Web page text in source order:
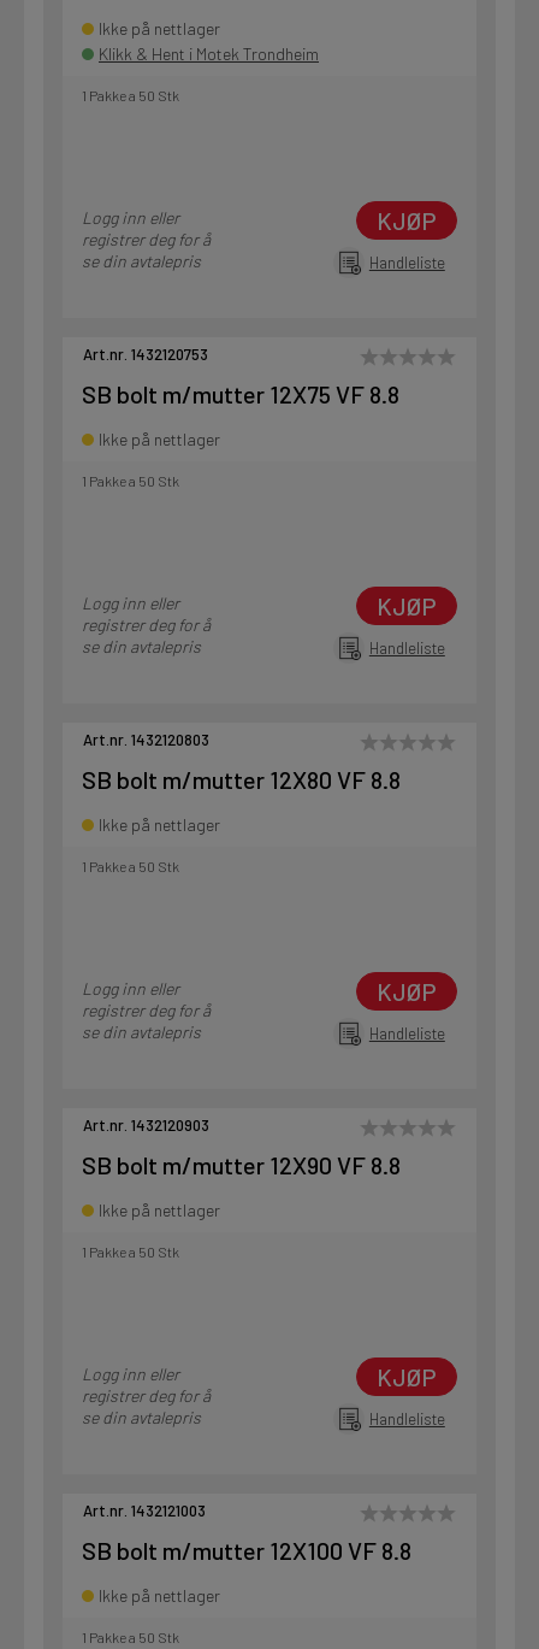
Ikke på nettlager
Klikk & Hent i Motek Trondheim
1 Pakke a 50 Stk
Logg inn eller
registrer deg for å
se din avtalepris
KJØP
Handleliste
Art.nr. 1432120753
SB bolt m/mutter 12X75 VF 8.8
Ikke på nettlager
1 Pakke a 50 Stk
Logg inn eller
registrer deg for å
se din avtalepris
KJØP
Handleliste
Art.nr. 1432120803
SB bolt m/mutter 12X80 VF 8.8
Ikke på nettlager
1 Pakke a 50 Stk
Logg inn eller
registrer deg for å
se din avtalepris
KJØP
Handleliste
Art.nr. 1432120903
SB bolt m/mutter 12X90 VF 8.8
Ikke på nettlager
1 Pakke a 50 Stk
Logg inn eller
registrer deg for å
se din avtalepris
KJØP
Handleliste
Art.nr. 1432121003
SB bolt m/mutter 12X100 VF 8.8
Ikke på nettlager
1 Pakke a 50 Stk